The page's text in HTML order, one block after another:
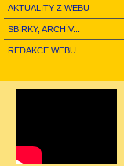
AKTUALITY Z WEBU
SBÍRKY, ARCHÍV...
REDAKCE WEBU